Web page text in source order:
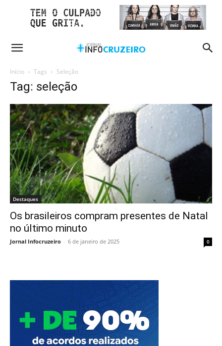
Início Tags Seleção
Tag: seleção
Destaques
Os brasileiros compram presentes de Natal
no último minuto
Jornal Infocruzeiro - 6 de janeiro de 2025 0